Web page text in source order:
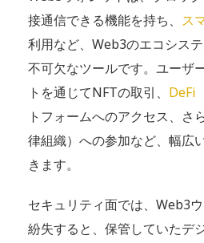
接通信できる機能を持ち、 ス
利用など、Web3のエコシス
不可欠なツールです。ユーザ
トを通じてNFTの取引、 DeFi
トフォームへのアクセス、さ
律組織）への参加など、幅広
きます​​。
セキュリティ面では、Web3
紛失すると、保管していたデ